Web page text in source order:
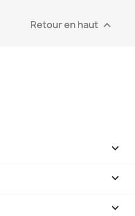
Retour en haut 


